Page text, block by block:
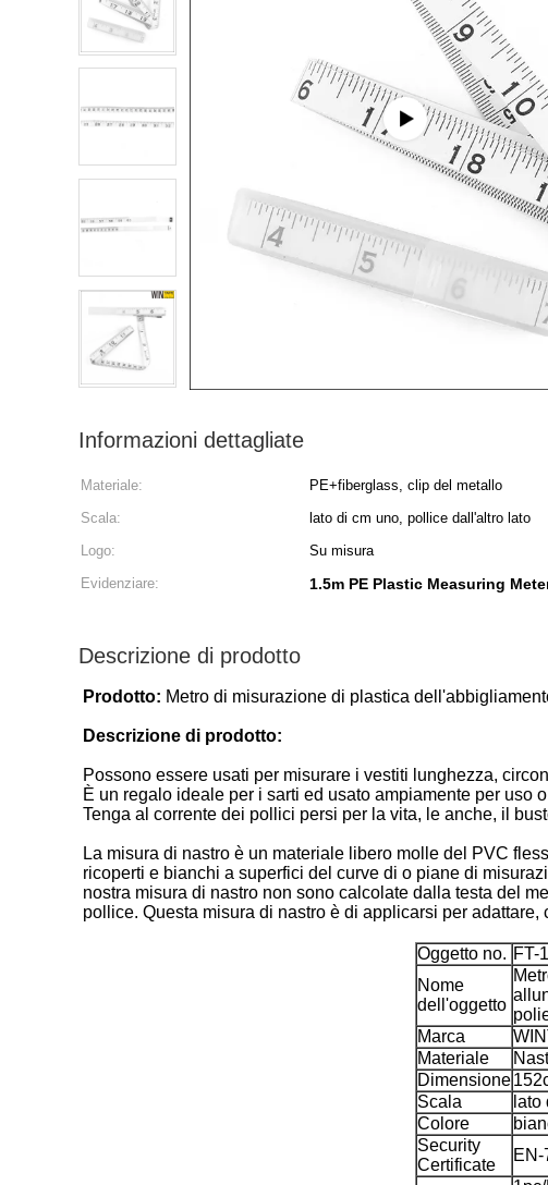
Informazioni dettagliate
Materiale: PE+fiberglass, clip del metallo
Scala:
lato di cm uno, pollice dall'altro lato
Logo:
Su misura
Evidenziare:
1.5m PE Plastic Measuring
Descrizione di prodotto
Prodotto: Metro di misurazione di plastica
Descrizione di prodotto:
Possono essere usati per misurare i vestiti lunghezza,
È un regalo ideale per i sarti ed usato ampiamente per uso
Tenga al corrente dei pollici persi per la vita, le anche, il
La misura di nastro è un materiale libero molle del PVC
ricoperti e bianchi a superfici del curve di o piane di
nostra misura di nastro non sono calcolate dalla testa del
pollice. Questa misura di nastro è di applicarsi per
Oggetto no. FT-
Nome
dell'oggetto
Marca
Materiale
Dimensione
Scala
Colore
Security
Certificate
EN-